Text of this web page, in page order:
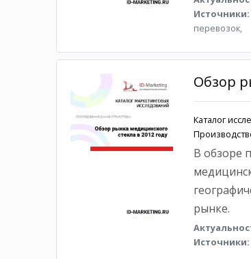
Источники:
перевозок,
Обзор
Каталог
В обзоре
рынке.
Источники: